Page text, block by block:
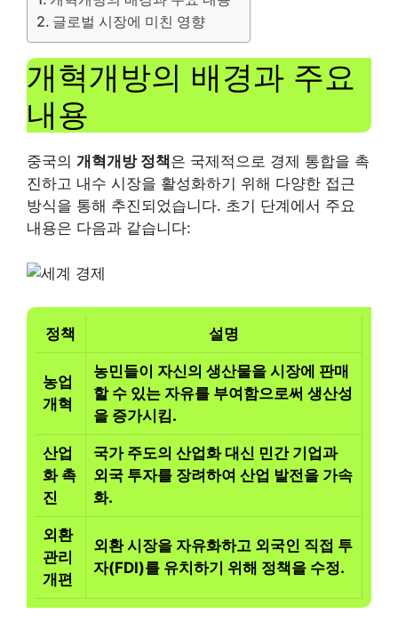
글로벌 시장에 미친 영향
개혁개방의 배경과 주요
내용
중국의 개혁개방 정책은 국제적으로 경제 통합을 촉
진하고 내수 시장을 활성화하기 위해 다양한 접근
방식을 통해 추진되었습니다. 초기 단계에서 주요
내용은 다음과 같습니다:
정책 설명
농업
개혁
농민들이 자신의 생산물을 시장에 판매
할 수 있는 자유를 부여함으로써 생산성
을 증가시킴.
산업
화 촉
진
국가 주도의 산업화 대신 민간 기업과
외국 투자를 장려하여 산업 발전을 가속
화.
외환
관리
개편
외환 시장을 자유화하고 외국인 직접 투
자(FDI)를 유치하기 위해 정책을 수정.